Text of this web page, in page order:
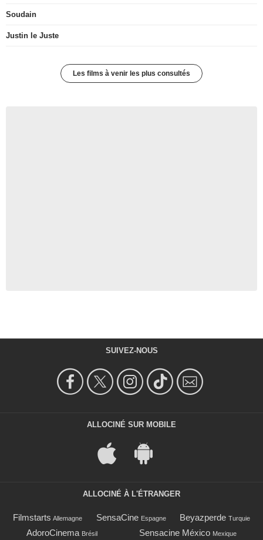
Soudain
Justin le Juste
Les films à venir les plus consultés
SUIVEZ-NOUS
ALLOCINÉ SUR MOBILE
ALLOCINÉ À L'ÉTRANGER
Filmstarts Allemagne SensaCine Espagne Beyazperde Turquie
AdoroCinema Brésil Sensacine México Mexique